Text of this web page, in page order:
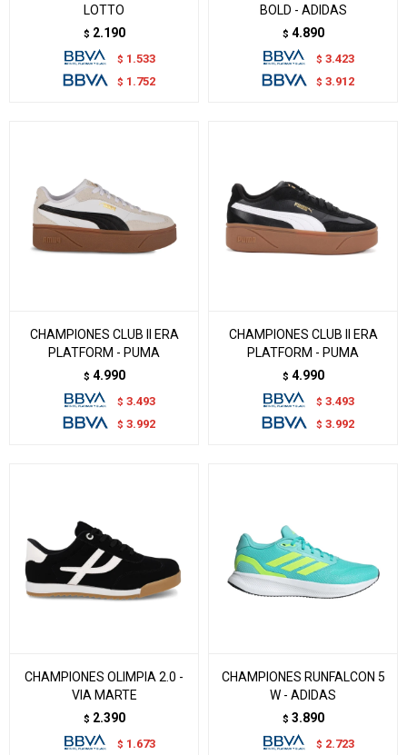
LOTTO
$ 2.190
$ 1.533
$ 1.752
BOLD - ADIDAS
$ 4.890
$ 3.423
$ 3.912
CHAMPIONES CLUB II ERA
PLATFORM - PUMA
$ 4.990
$ 3.493
$ 3.992
CHAMPIONES CLUB II ERA
PLATFORM - PUMA
$ 4.990
$ 3.493
$ 3.992
CHAMPIONES OLIMPIA 2.0 -
VIA MARTE
$ 2.390
$ 1.673
CHAMPIONES RUNFALCON 5
W - ADIDAS
$ 3.890
$ 2.723